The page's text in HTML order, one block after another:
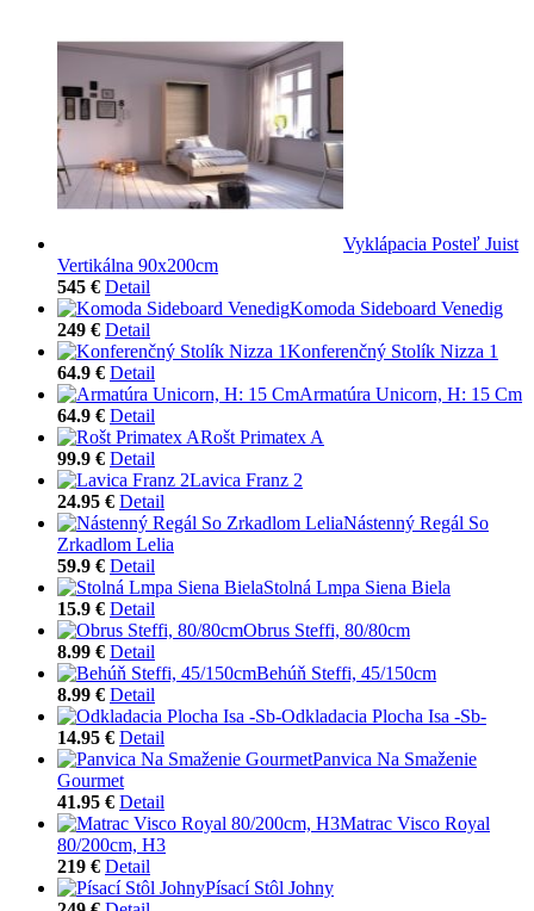
Vyklápacia Posteľ Juist
Vertikálna 90x200cm
545 € Detail
Komoda Sideboard Venedig
249 € Detail
Konferenčný Stolík Nizza 1
64.9 € Detail
Armatúra Unicorn, H: 15 Cm
64.9 € Detail
Rošt Primatex A
99.9 € Detail
Lavica Franz 2
24.95 € Detail
Nástenný Regál So
Zrkadlom Lelia
59.9 € Detail
Stolná Lmpa Siena Biela
15.9 € Detail
Obrus Steffi, 80/80cm
8.99 € Detail
Behúň Steffi, 45/150cm
8.99 € Detail
Odkladacia Plocha Isa -Sb-
14.95 € Detail
Panvica Na Smaženie
Gourmet
41.95 € Detail
Matrac Visco Royal
80/200cm, H3
219 € Detail
Písací Stôl Johny